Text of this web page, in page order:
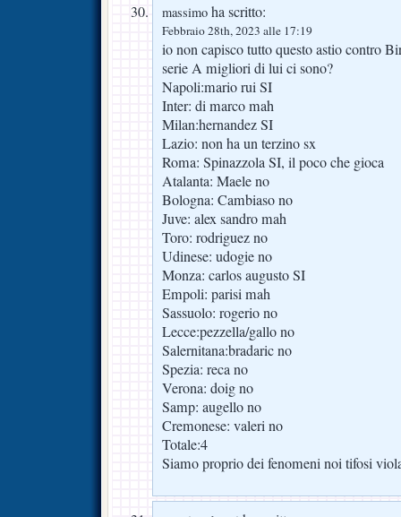
massimo ha scritto:
Febbraio 28th, 2023 alle 17:19
io non capisco tutto questo astio contro
serie A migliori di lui ci sono?
Napoli:mario rui SI
Inter: di marco mah
Milan:hernandez SI
Lazio: non ha un terzino sx
Roma: Spinazzola SI, il poco che gioca
Atalanta: Maele no
Bologna: Cambiaso no
Juve: alex sandro mah
Toro: rodriguez no
Udinese: udogie no
Monza: carlos augusto SI
Empoli: parisi mah
Sassuolo: rogerio no
Lecce:pezzella/gallo no
Salernitana:bradaric no
Spezia: reca no
Verona: doig no
Samp: augello no
Cremonese: valeri no
Totale:4
Siamo proprio dei fenomeni noi tifosi